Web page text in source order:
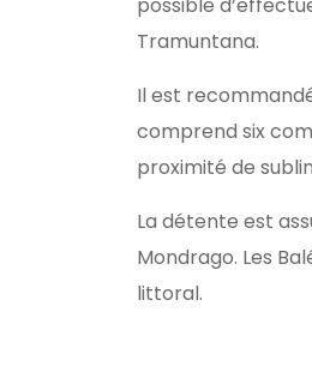
Tramuntana.
Il est
comprend six
proximité de
La détente est
Mondrago. Les
littoral.